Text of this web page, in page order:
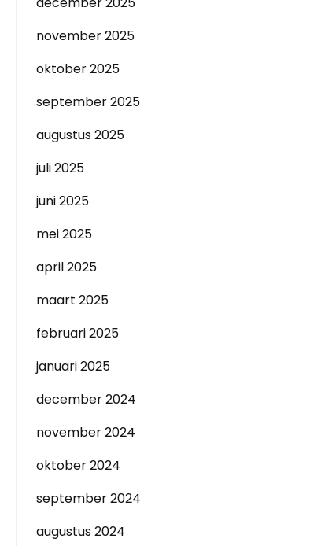
november 2025
oktober 2025
september 2025
augustus 2025
juli 2025
juni 2025
mei 2025
april 2025
maart 2025
februari 2025
januari 2025
december 2024
november 2024
oktober 2024
september 2024
augustus 2024